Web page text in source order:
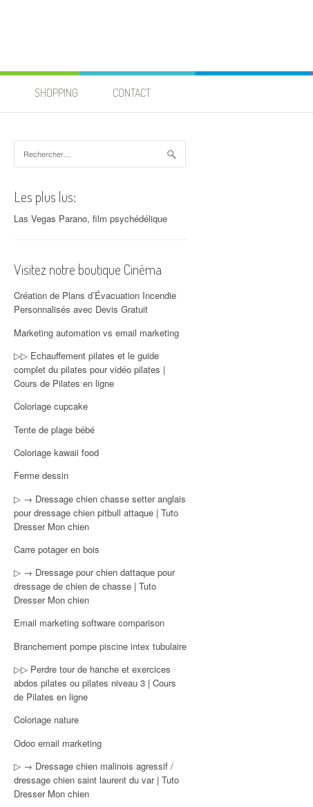
SHOPPING CONTACT
Les plus lus:
Las Vegas Parano, film psychédélique
Visitez notre boutique Cinéma
Création de Plans d’Évacuation Incendie
Personnalisés avec Devis Gratuit
Marketing automation vs email marketing
▷▷ Echauffement pilates et le guide
complet du pilates pour vidéo pilates |
Cours de Pilates en ligne
Coloriage cupcake
Tente de plage bébé
Coloriage kawaii food
Ferme dessin
▷ → Dressage chien chasse setter anglais
pour dressage chien pitbull attaque | Tuto
Dresser Mon chien
Carre potager en bois
▷ → Dressage pour chien dattaque pour
dressage de chien de chasse | Tuto
Dresser Mon chien
Email marketing software comparison
Branchement pompe piscine intex tubulaire
▷▷ Perdre tour de hanche et exercices
abdos pilates ou pilates niveau 3 | Cours
de Pilates en ligne
Coloriage nature
Odoo email marketing
▷ → Dressage chien malinois agressif /
dressage chien saint laurent du var | Tuto
Dresser Mon chien